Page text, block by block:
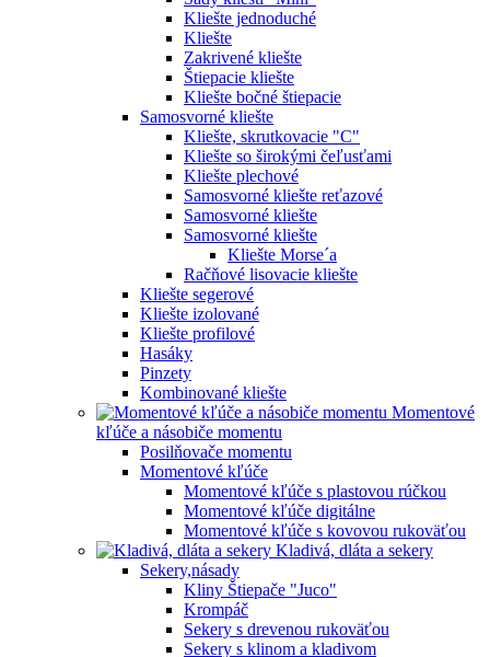
Kliešte jednoduché
Kliešte
Zakrivené kliešte
Štiepacie kliešte
Kliešte bočné štiepacie
Samosvorné kliešte
Kliešte, skrutkovacie "C"
Kliešte so širokými čeľusťami
Kliešte plechové
Samosvorné kliešte reťazové
Samosvorné kliešte
Samosvorné kliešte
Kliešte Morse´a
Račňové lisovacie kliešte
Kliešte segerové
Kliešte izolované
Kliešte profilové
Hasáky
Pinzety
Kombinované kliešte
Momentové
kľúče a násobiče momentu
Posilňovače momentu
Momentové kľúče
Momentové kľúče s plastovou rúčkou
Momentové kľúče digitálne
Momentové kľúče s kovovou rukoväťou
Kladivá, dláta a sekery
Sekery,násady
Kliny Štiepače "Juco"
Krompáč
Sekery s drevenou rukoväťou
Sekery s klinom a kladivom